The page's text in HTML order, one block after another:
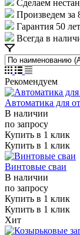
Сделаем
Произведем за
Гарантия 50
Всегда в
Рекомендуем
Автоматика для
В наличии
по запросу
Купить в 1 клик
Купить в 1 клик
Винтовые сваи
В наличии
по запросу
Купить в 1 клик
Купить в 1 клик
Хит